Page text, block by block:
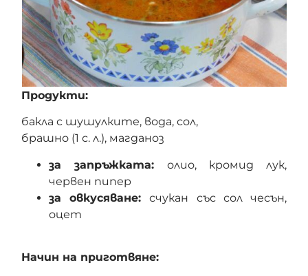
Продукти:
бакла с шушулките, вода, сол,
брашно (1 с. л.), магданоз
за запръжката: олио, кромид лук,
червен пипер
за овкусяване:счукан със сол чесън,
оцет
Начин на приготвяне: